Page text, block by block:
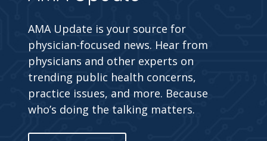
AMA Update is your source for
physician-focused news. Hear from
physicians and other experts on
trending public health concerns,
practice issues, and more. Because
who’s doing the talking matters.